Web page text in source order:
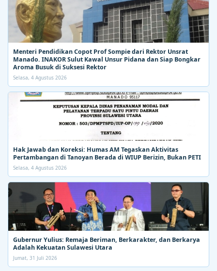
Menteri Pendidikan Copot Prof Sompie dari Rektor Unsrat
Manado. INAKOR Sulut Kawal Unsur Pidana dan Siap Bongkar
Aroma Busuk di Suksesi Rektor
Selasa, 4 Agustus 2026
Hak Jawab dan Koreksi: Humas AM Tegaskan Aktivitas
Pertambangan di Tanoyan Berada di WIUP Berizin, Bukan PETI
Selasa, 4 Agustus 2026
Gubernur Yulius: Remaja Beriman, Berkarakter, dan Berkarya
Adalah Kekuatan Sulawesi Utara
Jumat, 31 Juli 2026